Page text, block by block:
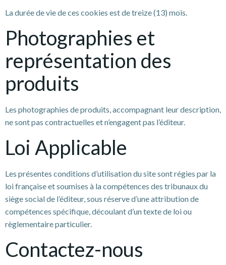
La durée de vie de ces cookies est de treize (13) mois.
Photographies et
représentation des
produits
Les photographies de produits, accompagnant leur description,
ne sont pas contractuelles et n’engagent pas l’éditeur.
Loi Applicable
Les présentes conditions d’utilisation du site sont régies par la
loi française et soumises à la compétences des tribunaux du
siège social de l’éditeur, sous réserve d’une attribution de
compétences spécifique, découlant d’un texte de loi ou
règlementaire particulier.
Contactez-nous